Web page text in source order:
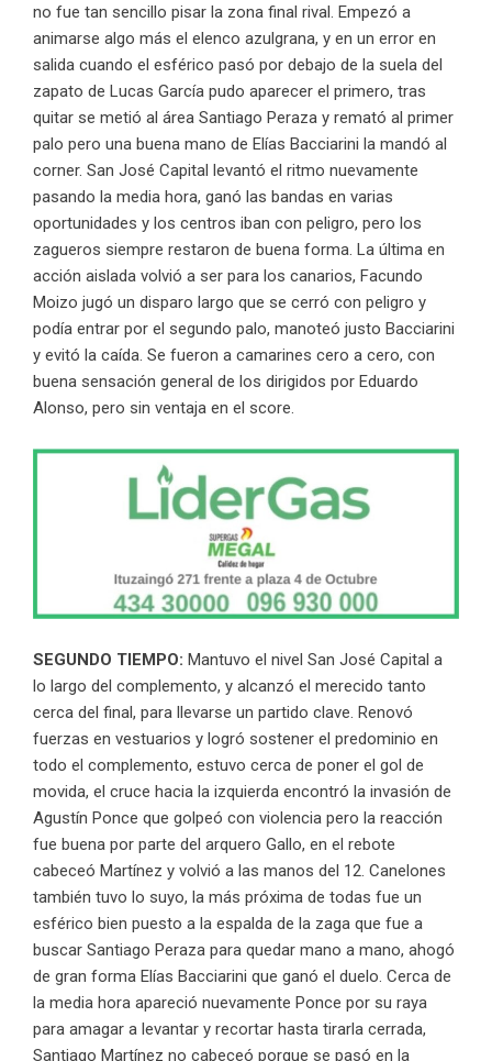
no fue tan sencillo pisar la zona final rival. Empezó a
animarse algo más el elenco azulgrana, y en un error en
salida cuando el esférico pasó por debajo de la suela del
zapato de Lucas García pudo aparecer el primero, tras
quitar se metió al área Santiago Peraza y remató al primer
palo pero una buena mano de Elías Bacciarini la mandó al
corner. San José Capital levantó el ritmo nuevamente
pasando la media hora, ganó las bandas en varias
oportunidades y los centros iban con peligro, pero los
zagueros siempre restaron de buena forma. La última en
acción aislada volvió a ser para los canarios, Facundo
Moizo jugó un disparo largo que se cerró con peligro y
podía entrar por el segundo palo, manoteó justo Bacciarini
y evitó la caída. Se fueron a camarines cero a cero, con
buena sensación general de los dirigidos por Eduardo
Alonso, pero sin ventaja en el score.
SEGUNDO TIEMPO: Mantuvo el nivel San José Capital a
lo largo del complemento, y alcanzó el merecido tanto
cerca del final, para llevarse un partido clave. Renovó
fuerzas en vestuarios y logró sostener el predominio en
todo el complemento, estuvo cerca de poner el gol de
movida, el cruce hacia la izquierda encontró la invasión de
Agustín Ponce que golpeó con violencia pero la reacción
fue buena por parte del arquero Gallo, en el rebote
cabeceó Martínez y volvió a las manos del 12. Canelones
también tuvo lo suyo, la más próxima de todas fue un
esférico bien puesto a la espalda de la zaga que fue a
buscar Santiago Peraza para quedar mano a mano, ahogó
de gran forma Elías Bacciarini que ganó el duelo. Cerca de
la media hora apareció nuevamente Ponce por su raya
para amagar a levantar y recortar hasta tirarla cerrada,
Santiago Martínez no cabeceó porque se pasó en la